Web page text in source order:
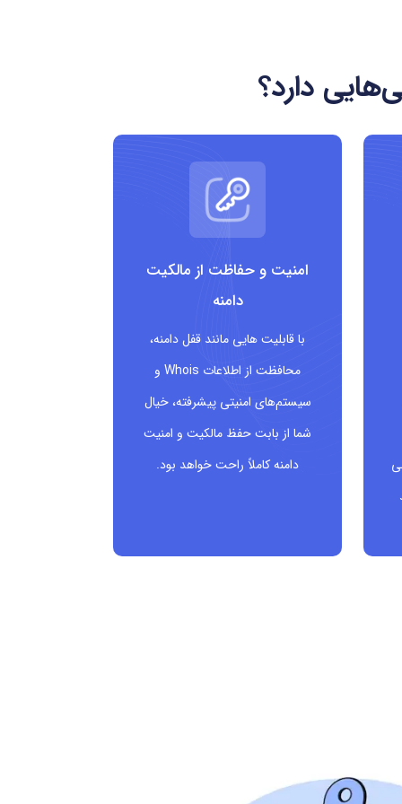
دارد؟
امنیت و حفاظت از مالکیت
دامنه
با قابلیت هایی مانند قفل دامنه،
محافظت از اطلاعات Whois و
سیستم‌های امنیتی پیشرفته، خیال
شما از بابت حفظ مالکیت و امنیت
دامنه کاملاً راحت خواهد بود.